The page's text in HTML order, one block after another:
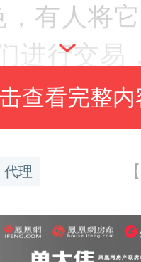
有人将
进行交易
额外支出
久，房东
”？这种
查看完整内
代理